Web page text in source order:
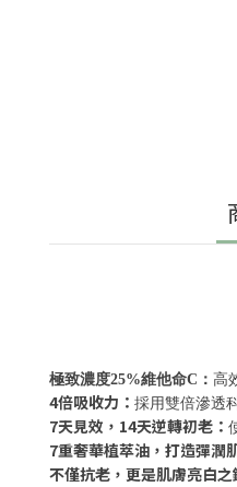
極致濃度25%維他命C： 高
4倍吸收力： 採用雙倍滲透
7天見效，14天逆轉初老：
7重奢華植萃油，打造彈潤
不僅抗老，更是肌膚亮白之